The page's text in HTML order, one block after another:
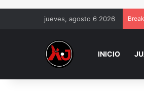
jueves, agosto 6 2026
INICIO